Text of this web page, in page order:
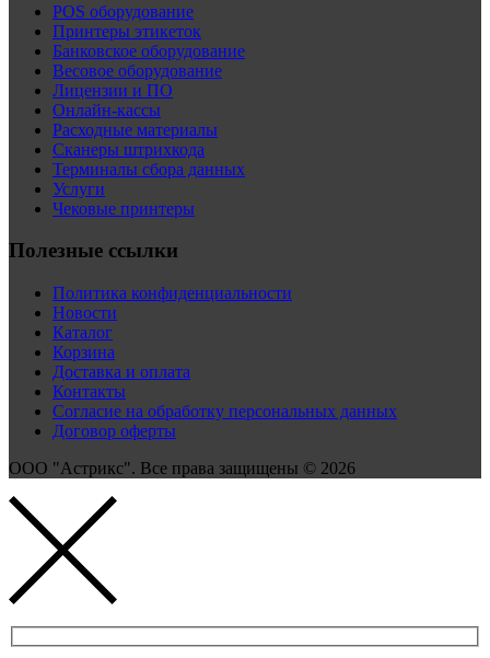
POS оборудование
Принтеры этикеток
Банковское оборудование
Весовое оборудование
Лицензии и ПО
Онлайн-кассы
Расходные материалы
Сканеры штрихкода
Терминалы сбора данных
Услуги
Чековые принтеры
Полезные ссылки
Политика конфиденциальности
Новости
Каталог
Корзина
Доставка и оплата
Контакты
Согласие на обработку персональных данных
Договор оферты
ООО "Астрикс". Все права защищены © 2026